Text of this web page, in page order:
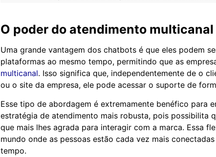
O poder do atendimento multicanal
Uma grande vantagem dos chatbots é que eles podem
plataformas ao mesmo tempo, permitindo que as
multicanal. Isso significa que, independentemente de o
ou o site da empresa, ele pode acessar o suporte de
Esse tipo de abordagem é extremamente benéfico para
estratégia de atendimento mais robusta, pois possibilita
que mais lhes agrada para interagir com a marca. Essa
mundo onde as pessoas estão cada vez mais
tempo.